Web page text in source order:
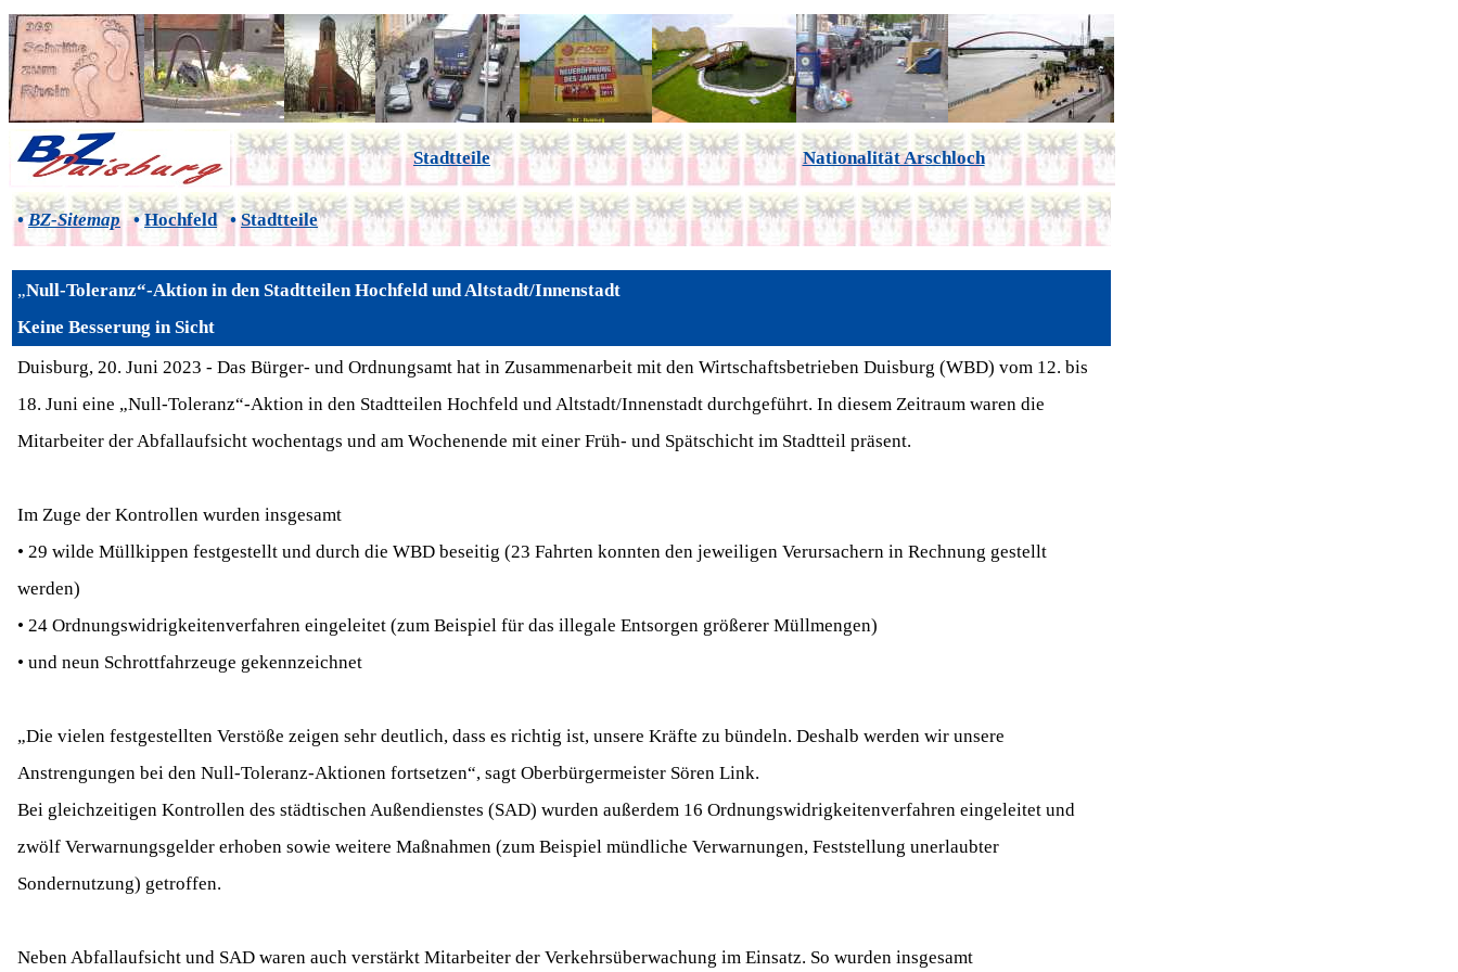
Stadtteile Nationalität Arschloch
•BZ-Sitemap • Hochfeld • Stadtteile
„Null-Toleranz“-Aktion in den Stadtteilen Hochfeld und Altstadt/Innenstadt
Keine Besserung in Sicht
Duisburg, 20. Juni 2023 - Das Bürger- und Ordnungsamt hat in Zusammenarbeit mit den Wirtschaftsbetrieben Duisburg (WBD) vom 12. bis
18. Juni eine „Null-Toleranz“-Aktion in den Stadtteilen Hochfeld und Altstadt/Innenstadt durchgeführt. In diesem Zeitraum waren die
Mitarbeiter der Abfallaufsicht wochentags und am Wochenende mit einer Früh- und Spätschicht im Stadtteil präsent.
Im Zuge der Kontrollen wurden insgesamt
• 29 wilde Müllkippen festgestellt und durch die WBD beseitig (23 Fahrten konnten den jeweiligen Verursachern in Rechnung gestellt
werden)
• 24 Ordnungswidrigkeitenverfahren eingeleitet (zum Beispiel für das illegale Entsorgen größerer Müllmengen)
• und neun Schrottfahrzeuge gekennzeichnet
„Die vielen festgestellten Verstöße zeigen sehr deutlich, dass es richtig ist, unsere Kräfte zu bündeln. Deshalb werden wir unsere
Anstrengungen bei den Null-Toleranz-Aktionen fortsetzen“, sagt Oberbürgermeister Sören Link.
Bei gleichzeitigen Kontrollen des städtischen Außendienstes (SAD) wurden außerdem 16 Ordnungswidrigkeitenverfahren eingeleitet und
zwölf Verwarnungsgelder erhoben sowie weitere Maßnahmen (zum Beispiel mündliche Verwarnungen, Feststellung unerlaubter
Sondernutzung) getroffen.
Neben Abfallaufsicht und SAD waren auch verstärkt Mitarbeiter der Verkehrsüberwachung im Einsatz. So wurden insgesamt